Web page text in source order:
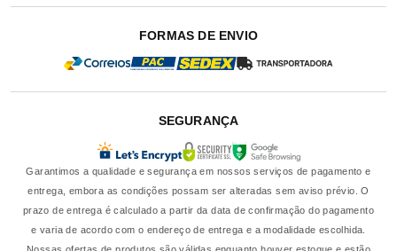
FORMAS DE ENVIO
SEGURANÇA
Garantimos a qualidade e segurança em nossos serviços de pagamento e
entrega, embora as condições possam ser alteradas sem aviso prévio. O
prazo de entrega é calculado a partir da data de confirmação do pagamento
e varia de acordo com o endereço de entrega e a modalidade escolhida.